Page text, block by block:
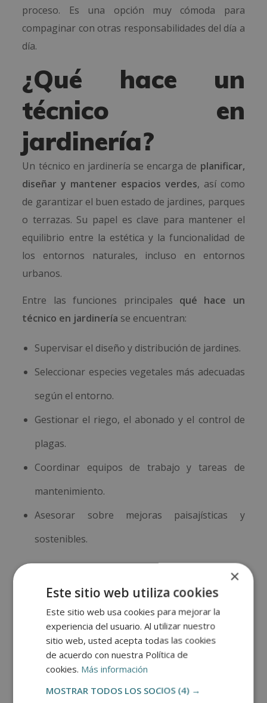
proceso. Es una opción muy cómoda para
compaginar con otras responsabilidades del día a
día.
¿Qué hace un
técnico en
jardinería?
Un técnico en jardinería se encarga de planificar,
diseñar y mantener espacios verdes, así como
de garantizar el buen estado de jardines, parques
o terrazas. Su papel es clave para mantener el
equilibrio entre la estética y la funcionalidad de
los entornos naturales, incluso en entornos
urbanos.
Entre las funciones principales qué hace un
técnico en jardinería se encuentran:
Supervisar el diseño y distribución de jardines.
Seleccionar especies vegetales más adecuadas
según el entorno.
Gestionar el riego, el abonado y el control de
plagas.
Coordinar equipos de trabajo y tareas de
mantenimiento.
Asesorar sobre mejoras paisajísticas y
sostenibles.
encontrará información sobre la metodología de
aprendizaje, la titulación que recibirá, el
funcionamiento del Campus Virtual, qué hacer
una vez el alumno haya finalizado e información
sobre la Escuela de Postgrado de Arte, Artesanía
×
Este sitio web utiliza cookies
Este sitio web usa cookies para mejorar la
experiencia del usuario. Al utilizar nuestro
sitio web, usted acepta todas las cookies
de acuerdo con nuestra Política de
cookies. Más información
MOSTRAR TODOS LOS SOCIOS (4) →